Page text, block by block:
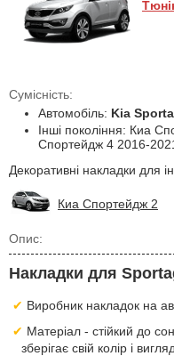
Сумісність:
Автомобіль: Kia
Інші покоління: Киа
Спортейдж 4 2016-
Декоративні накладки для
Киа Спортейдж 2
Опис:
Накладки для
Виробник накладок на
Матеріал - стійкий до
зберігає свій колір і